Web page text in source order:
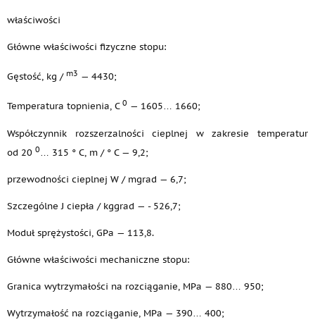
właściwości
Główne właściwości fizyczne stopu:
Gęstość, kg / m3 — 4430;
Temperatura topnienia, C 0 — 1605… 1660;
Współczynnik rozszerzalności cieplnej w zakresie temperatur
od 20 0… 315 ° C, m / ° C — 9,2;
przewodności cieplnej W / mgrad — 6,7;
Szczególne J ciepła / kggrad — - 526,7;
Moduł sprężystości, GPa — 113,8.
Główne właściwości mechaniczne stopu:
Granica wytrzymałości na rozciąganie, MPa — 880… 950;
Wytrzymałość na rozciąganie, MPa — 390… 400;